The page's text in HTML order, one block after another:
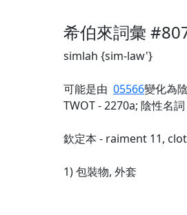
希伯來詞彙
simlah {sim-law'}
可能是由 05566變化為
TWOT - 2270a; 陰性名詞
欽定本 - raiment 11,
1) 包裝物, 外套